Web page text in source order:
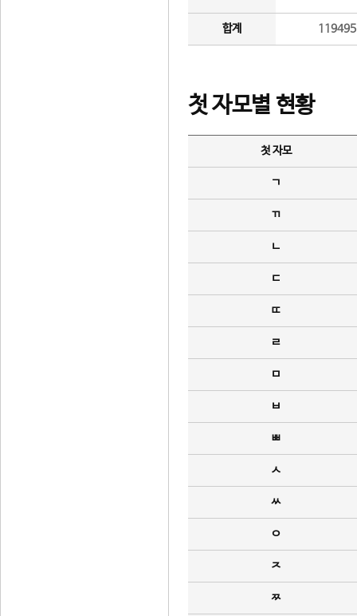
합계
첫 자모별 현황
첫 자모
ㄱ
ㄲ
ㄴ
ㄷ
ㄸ
ㄹ
ㅁ
ㅂ
ㅃ
ㅅ
ㅆ
ㅇ
ㅈ
ㅉ